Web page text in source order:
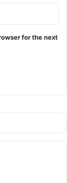
for the next